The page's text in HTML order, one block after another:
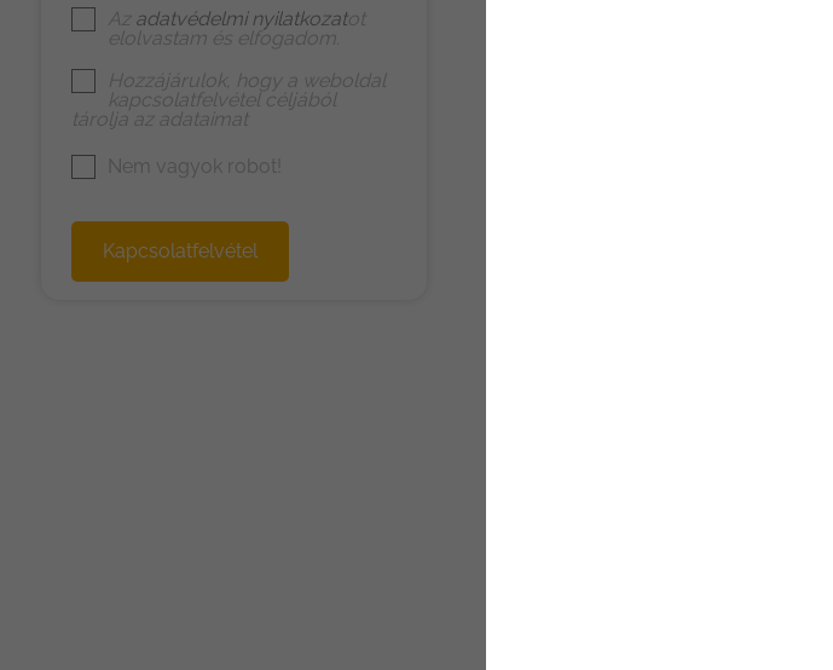
Az adatvédelmi nyilatkozatot
elolvastam és elfogadom.
Hozzájárulok, hogy a weboldal
kapcsolatfelvétel céljából
tárolja az adataimat
Nem vagyok robot!
Kapcsolatfelvétel